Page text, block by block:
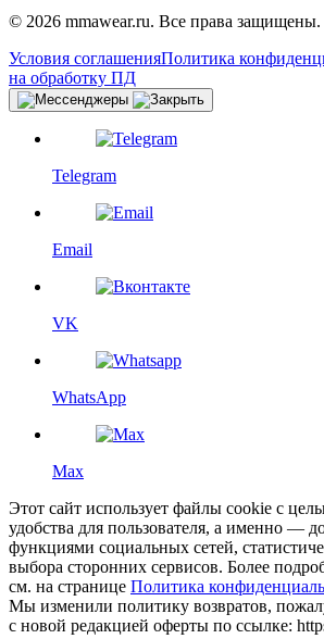
© 2026 mmawear.ru. Все права защищены.
Условия соглашенияПолитика
на обработку ПД
Telegram
Email
VK
WhatsApp
Max
Этот сайт использует файлы cookie с
удобства для пользователя, а именно —
функциями социальных сетей,
выбора сторонних сервисов. Более
см. на странице Политика
Мы изменили политику возвратов,
с новой редакцией оферты по ссылке: